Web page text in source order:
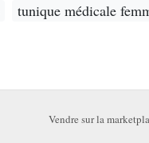
tunique médicale
Vendre sur la